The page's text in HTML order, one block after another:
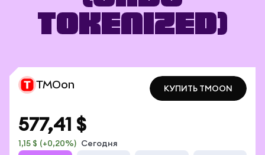
Tokenized)
TMOon КУПИТЬ TMOON
577,41 $
1,15 $ (+0,20%)
Сегодня